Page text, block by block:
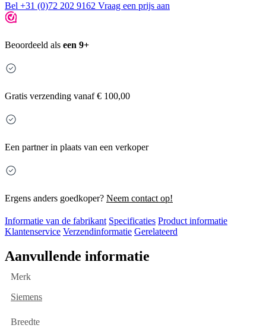
Bel +31 (0)72 202 9162 Vraag een prijs aan
Beoordeeld als een 9+
Gratis verzending vanaf € 100,00
Een partner in plaats van een verkoper
Ergens anders goedkoper? Neem contact op!
Informatie van de fabrikant Specificaties Product informatie
Klantenservice Verzendinformatie Gerelateerd
Aanvullende informatie
Merk
Siemens
Breedte